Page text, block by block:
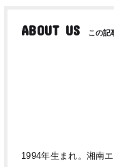
ABOUT US
1994年生まれ。湘南